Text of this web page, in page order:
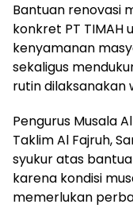
Bantuan renovasi
konkret PT
kenyamanan
sekaligus
rutin dilaksanakan
Pengurus Musala
Taklim Al Fajruh,
syukur atas
karena kondisi
memerlukan